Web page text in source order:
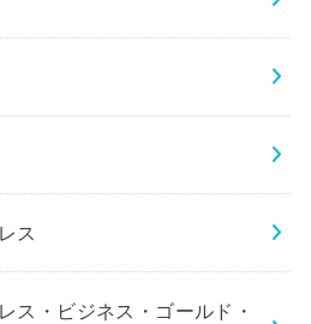
ス
ス・ビジネス・ゴールド・